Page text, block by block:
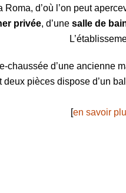
d’où l’on peut
privée, d’unesalle de
chaussée d’une ancienne
deux pièces dispose d’un
[en savoir